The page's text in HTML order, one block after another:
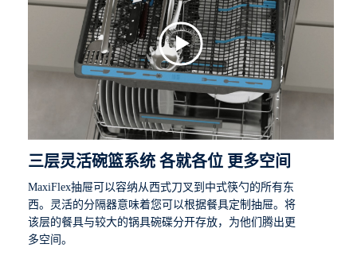
三层灵活碗篮系统 各就各位 更多空间
MaxiFlex抽屉可以容纳从西式刀叉到中式筷勺的所有东
西。灵活的分隔器意味着您可以根据餐具定制抽屉。将
该层的餐具与较大的锅具碗碟分开存放，为他们腾出更
多空间。